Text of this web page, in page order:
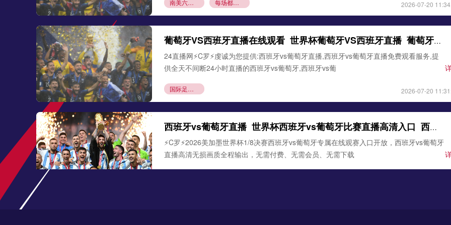
南美六席暗战：2026世预赛十强争霸 每场都是生死局 2026-07-20
葡萄牙VS西班牙直播在线观看_世界杯葡萄牙VS西班牙直播_葡萄牙VS西班牙比赛观看直达入口
24直播网⚡️C罗⚡️虔诚为您提供:西班牙vs葡萄牙直播,西班牙vs葡萄牙直播免费观看服务,提
供全天不间断24小时直播的西班牙vs葡萄牙,西班牙vs葡
国际足联修改季军战排名规则：进球数取代净胜球成首要依据 2026-07-20
西班牙vs葡萄牙直播_世界杯西班牙vs葡萄牙比赛直播高清入口_西班牙vs葡萄牙预测分析直播
⚡️C罗⚡️2026美加墨世界杯1/8决赛西班牙vs葡萄牙专属在线观赛入口开放，西班牙vs葡萄牙
直播高清无损画质全程输出，无需付费、无需会员、无需下载